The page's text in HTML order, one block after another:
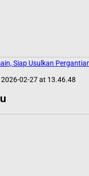
Siap Usulkan